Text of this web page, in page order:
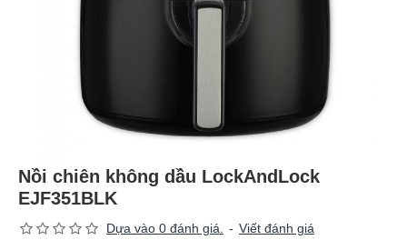
Nồi chiên không dầu LockAndLock
EJF351BLK
Dựa vào 0 đánh giá. - Viết đánh giá